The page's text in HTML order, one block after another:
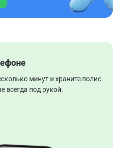
минут и храните полис
всегда под рукой.